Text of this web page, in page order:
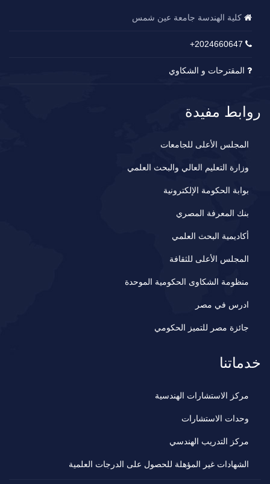
كلية الهندسة جامعة عين شمس
2024660647+
المقترحات و الشكاوي
روابط مفيدة
المجلس الأعلى للجامعات
وزارة التعليم العالي والبحث العلمي
بوابة الحكومة الإلكترونية
بنك المعرفة المصري
أكاديمية البحث العلمي
المجلس الأعلى للثقافة
منظومة الشكاوى الحكومية الموحدة
ادرس في مصر
جائزة مصر للتميز الحكومي
خدماتنا
مركز الاستشارات الهندسية
وحدات الاستشارات
مركز التدريب الهندسي
الشهادات غير المؤهلة للحصول على الدرجات العلمية